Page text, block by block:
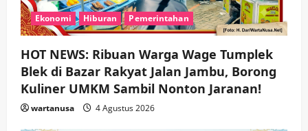
Ekonomi Hiburan Pemerintahan
HOT NEWS: Ribuan Warga Wage Tumplek
Blek di Bazar Rakyat Jalan Jambu, Borong
Kuliner UMKM Sambil Nonton Jaranan!
wartanusa 4 Agustus 2026